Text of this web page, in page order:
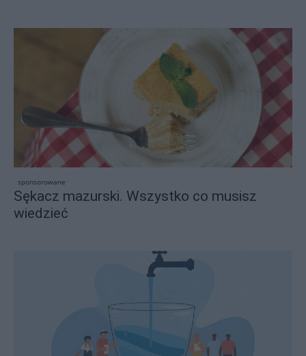
sponsorowane
Sękacz mazurski. Wszystko co musisz
wiedzieć